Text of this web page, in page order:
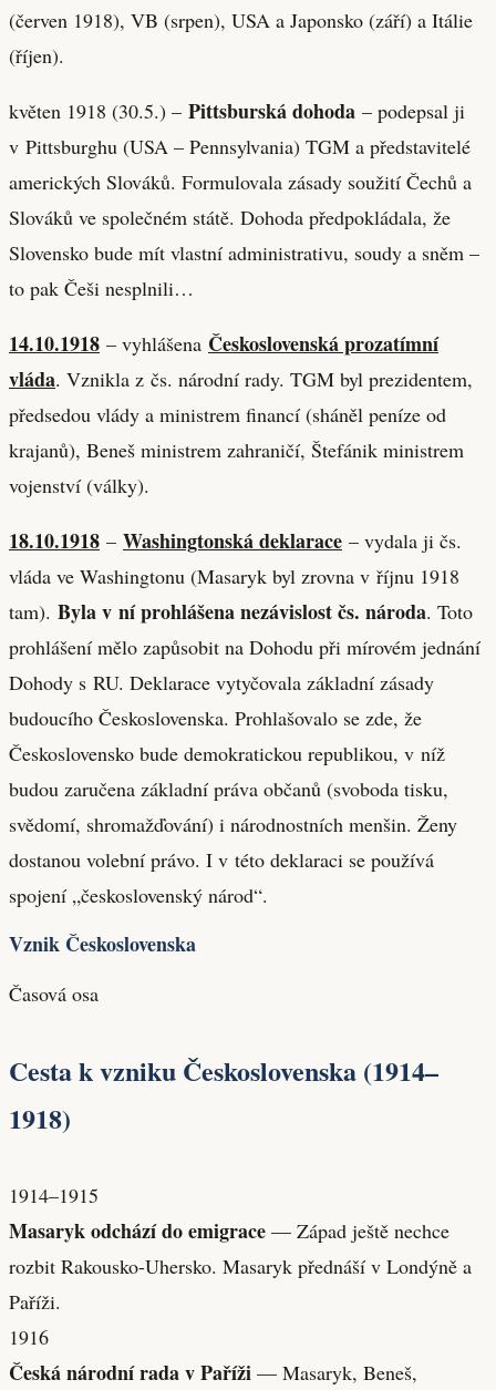
(červen 1918), VB (srpen), USA a Japonsko (září) a Itálie
(říjen).
květen 1918 (30.5.) – Pittsburská dohoda – podepsal ji
v Pittsburghu (USA – Pennsylvania) TGM a představitelé
amerických Slováků. Formulovala zásady soužití Čechů a
Slováků ve společném státě. Dohoda předpokládala, že
Slovensko bude mít vlastní administrativu, soudy a sněm –
to pak Češi nesplnili…
14.10.1918 – vyhlášena Československá prozatímní
vláda. Vznikla z čs. národní rady. TGM byl prezidentem,
předsedou vlády a ministrem financí (sháněl peníze od
krajanů), Beneš ministrem zahraničí, Štefánik ministrem
vojenství (války).
18.10.1918 – Washingtonská deklarace – vydala ji čs.
vláda ve Washingtonu (Masaryk byl zrovna v říjnu 1918
tam). Byla v ní prohlášena nezávislost čs. národa. Toto
prohlášení mělo zapůsobit na Dohodu při mírovém jednání
Dohody s RU. Deklarace vytyčovala základní zásady
budoucího Československa. Prohlašovalo se zde, že
Československo bude demokratickou republikou, v níž
budou zaručena základní práva občanů (svoboda tisku,
svědomí, shromažďování) i národnostních menšin. Ženy
dostanou volební právo. I v této deklaraci se používá
spojení „československý národ“.
Vznik Československa
Časová osa
Cesta k vzniku Československa (1914–
1918)
1914–1915
Masaryk odchází do emigrace — Západ ještě nechce
rozbit Rakousko-Uhersko. Masaryk přednáší v Londýně a
Paříži.
1916
Česká národní rada v Paříži — Masaryk, Beneš,